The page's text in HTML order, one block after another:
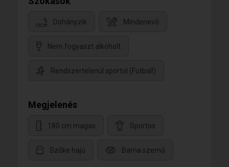
Dohányzik Mindenevő
Nem fogyaszt alkoholt
Rendszertelenül sportol (Futball)
Megjelenés
180 cm magas Sportos
Szőke hajú Barna szemű